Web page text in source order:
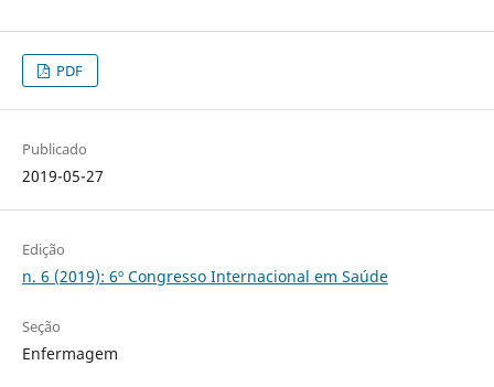
PDF
Publicado
2019-05-27
Edição
n. 6 (2019): 6º Congresso Internacional em Saúde
Seção
Enfermagem